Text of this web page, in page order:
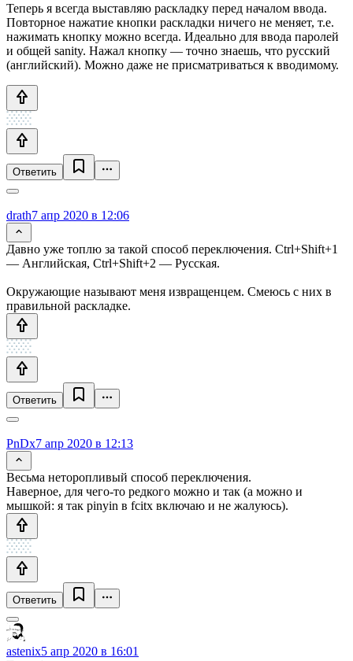
Теперь я всегда выставляю раскладку перед началом ввода.
Повторное нажатие кнопки раскладки ничего не меняет, т.е.
нажимать кнопку можно всегда. Идеально для ввода паролей
и общей sanity. Нажал кнопку — точно знаешь, что русский
(английский). Можно даже не присматриваться к вводимому.
Ответить
drath7 апр 2020 в 12:06
Давно уже топлю за такой способ переключения. Ctrl+Shift+1
— Английская, Ctrl+Shift+2 — Русская.
Окружающие называют меня извращенцем. Смеюсь с них в
правильной раскладке.
Ответить
PnDx7 апр 2020 в 12:13
Весьма неторопливый способ переключения.
Наверное, для чего-то редкого можно и так (а можно и
мышкой: я так pinyin в fcitx включаю и не жалуюсь).
Ответить
astenix5 апр 2020 в 16:01